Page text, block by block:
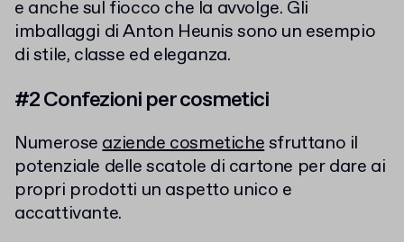
e anche sul fiocco che la avvolge. Gli
imballaggi di Anton Heunis sono un esempio
di stile, classe ed eleganza.
#2 Confezioni per cosmetici
Numeroseaziende cosmetichesfruttano il
potenziale delle scatole di cartone per dare ai
propri prodotti un aspetto unico e
accattivante.